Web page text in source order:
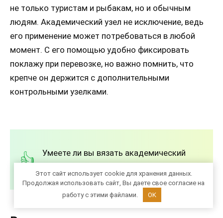
не только туристам и рыбакам, но и обычным
людям. Академический узел не исключение, ведь
его применение может потребоваться в любой
момент. С его помощью удобно фиксировать
поклажу при перевозке, но важно помнить, что
крепче он держится с дополнительными
контрольными узелками.
Умеете ли вы вязать академический
Этот сайт использует cookie для хранения данных.
Продолжая использовать сайт, Вы даете свое согласие на
работу с этими файлами.
OK